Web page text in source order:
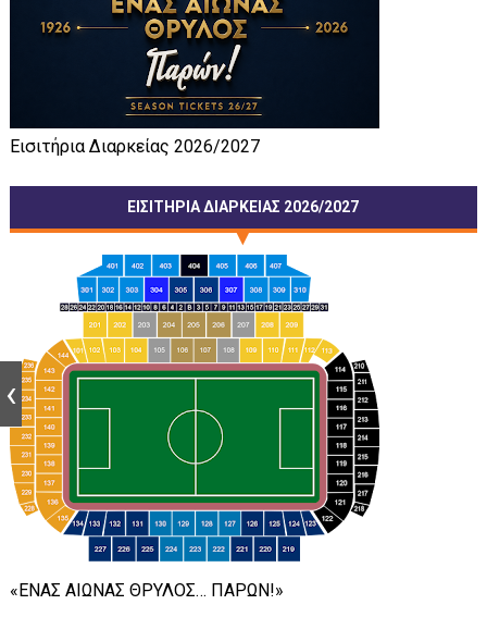
Εισιτήρια Διαρκείας 2026/2027
ΕΙΣΙΤΗΡΙΑ ΔΙΑΡΚΕΙΑΣ 2026/2027
«ΕΝΑΣ ΑΙΩΝΑΣ ΘΡΥΛΟΣ… ΠΑΡΩΝ!»